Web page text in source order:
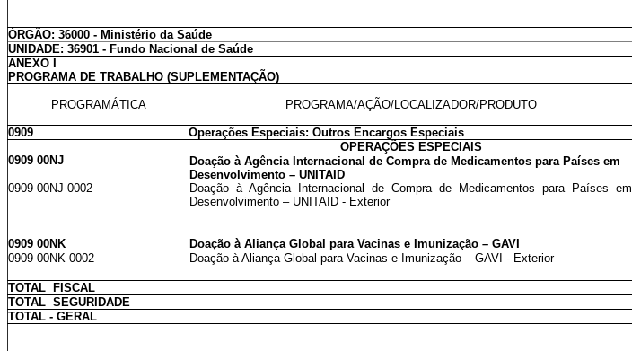
ÓRGÃO: 36000 - Ministério da Saúde
UNIDADE: 36901 - Fundo Nacional de Saúde
ANEXO I
PROGRAMA DE TRABALHO (SUPLEMENTAÇÃO)
PROGRAMÁTICA PROGRAMA/AÇÃO/LOCALIZADOR/PRODUTO
0909 Operações Especiais: Outros Encargos Especiais
OPERAÇÕES ESPECIAIS
0909 00NJ
Doação à Agência Internacional de Compra de Medicamentos para Países em
Desenvolvimento – UNITAID
0909 00NJ 0002
Doação à Agência Internacional de Compra de Medicamentos para Países em
Desenvolvimento – UNITAID - Exterior
0909 00NK
Doação à Aliança Global para Vacinas e Imunização – GAVI
0909 00NK 0002
Doação à Aliança Global para Vacinas e Imunização – GAVI - Exterior
TOTAL FISCAL
TOTAL SEGURIDADE
TOTAL - GERAL